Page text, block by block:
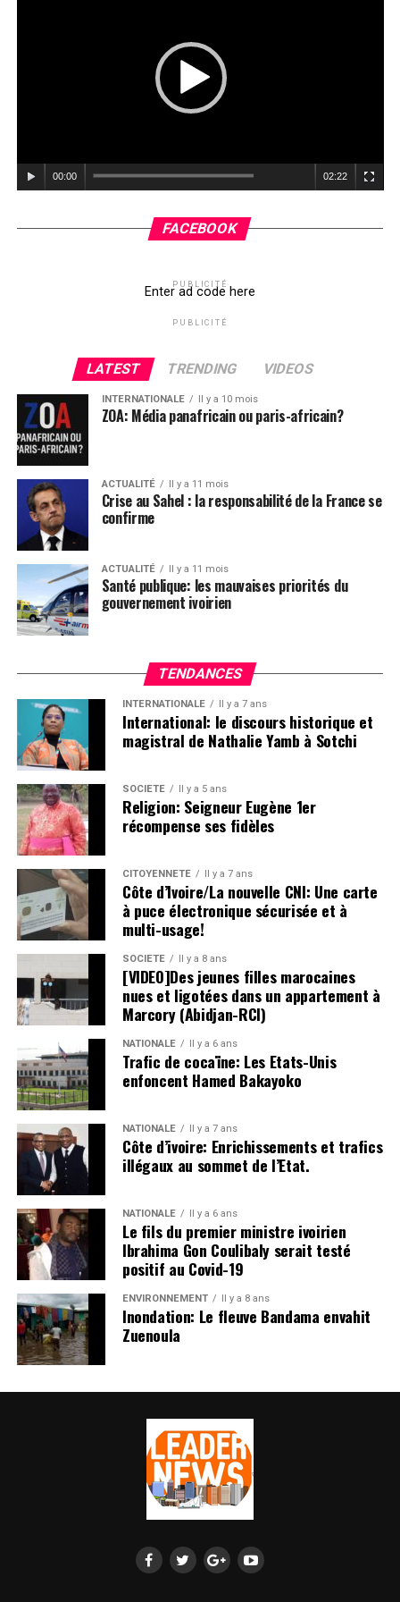
C’est enfin le lieu de rappeler au Président Macron que
si les soldats Africains, quelquefois mobilisés de force,
maltraités et finalement trahis, ne s’étaient pas
déployés lors la deuxième guerre mondiale pour
Saint Leo @Leadernewsci
Facebook
Twitter
Email
WhatsApp
Telegram
Partager
comments
00:00 02:22
FACEBOOK
PUBLICITÉ
Enter ad code here
PUBLICITÉ
LATEST TRENDING VIDEOS
INTERNATIONALE Il y a 10 mois
ZOA: Média panafricain ou paris-africain?
ACTUALITÉ Il y a 11 mois
Crise au Sahel : la responsabilité de la France se
confirme
ACTUALITÉ Il y a 11 mois
Santé publique: les mauvaises priorités du
gouvernement ivoirien
TENDANCES
INTERNATIONALE Il y a 7 ans
International: le discours historique et
magistral de Nathalie Yamb à Sotchi
SOCIETE Il y a 5 ans
Religion: Seigneur Eugène 1er
récompense ses fidèles
CITOYENNETÉ Il y a 7 ans
Côte d’Ivoire/La nouvelle CNI: Une carte
à puce électronique sécurisée et à
multi-usage!
SOCIETE Il y a 8 ans
[VIDEO]Des jeunes filles marocaines
nues et ligotées dans un appartement à
Marcory (Abidjan-RCI)
NATIONALE Il y a 6 ans
Trafic de cocaïne: Les Etats-Unis
enfoncent Hamed Bakayoko
NATIONALE Il y a 7 ans
Côte d’ivoire: Enrichissements et trafics
illégaux au sommet de l’Etat.
NATIONALE Il y a 6 ans
Le fils du premier ministre ivoirien
Ibrahima Gon Coulibaly serait testé
positif au Covid-19
ENVIRONNEMENT Il y a 8 ans
Inondation: Le fleuve Bandama envahit
Zuenoula